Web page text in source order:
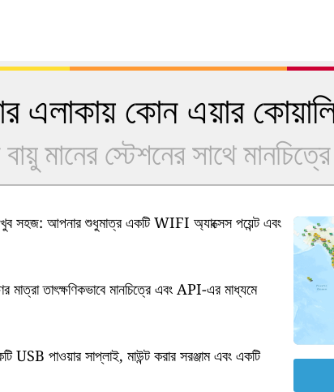
কোন এয়ার
মানের স্টেশনের সাথে
সহজ: আপনার শুধুমাত্র একটি WIFI অ্যাক্সেস পয়েন্ট এবং
তাৎক্ষণিকভাবে মানচিত্রে এবং API-এর মাধ্যমে
USB পাওয়ার সাপ্লাই, মাউন্ট করার সরঞ্জাম এবং একটি